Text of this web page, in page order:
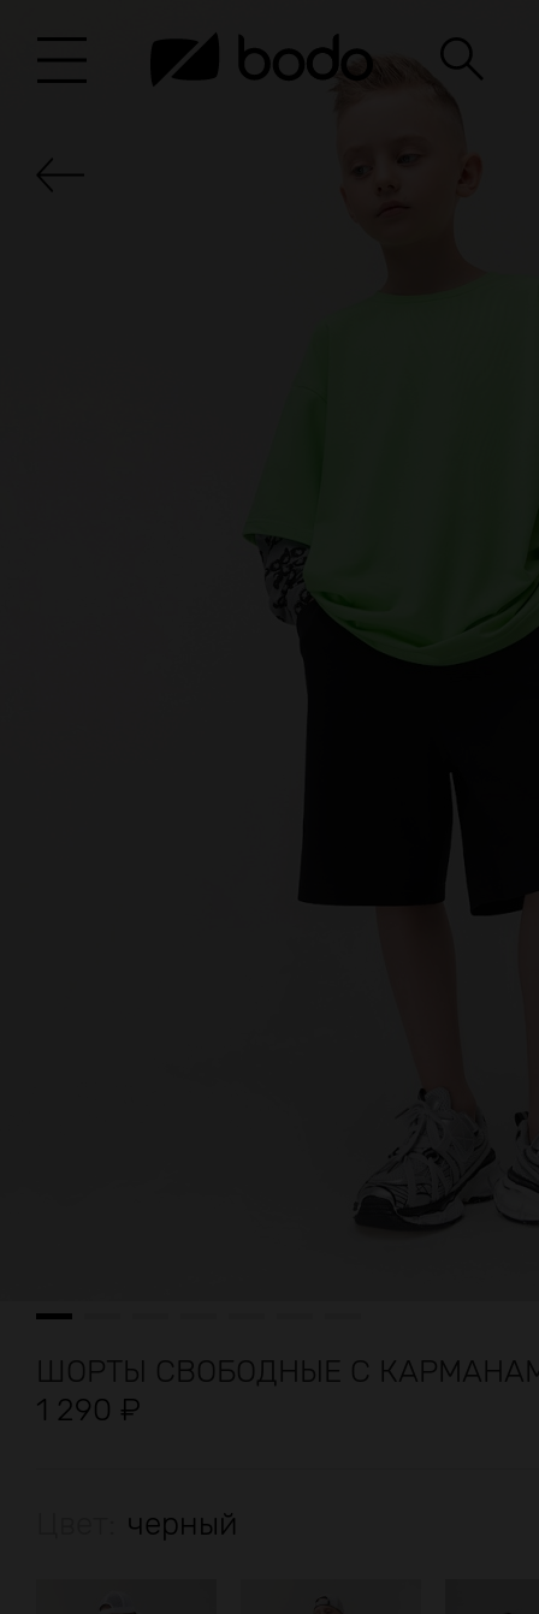
ШОРТЫ СВОБОДНЫЕ С
1 290 ₽
черный